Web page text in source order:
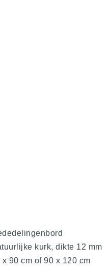
kurk, dikte 12 mm
x 90 cm of 90 x 120 cm